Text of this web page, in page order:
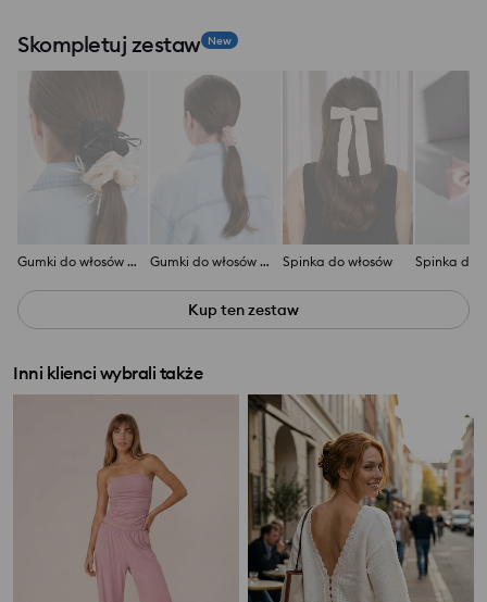
Skompletuj zestaw New
Gumki do włosów 2 pack Gumki do włosów 10 pack Spinka do włosów Spinka do
Kup ten zestaw
Inni klienci wybrali także